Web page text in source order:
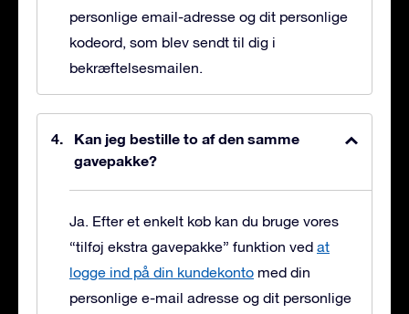
personlige email-adresse og dit personlige
kodeord, som blev sendt til dig i
bekræftelsesmailen.
Kan jeg bestille to af den samme
gavepakke?
Ja. Efter et enkelt køb kan du bruge vores
“tilføj ekstra gavepakke” funktion ved at
logge ind på din kundekonto med din
personlige e-mail adresse og dit personlige